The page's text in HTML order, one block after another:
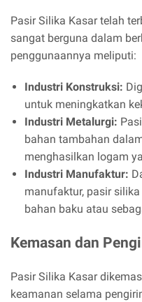
Pasir Silika Kasar telah
sangat berguna dalam
penggunaannya meliputi:
Industri Konstruksi:
untuk meningkatkan
Industri Metalurgi:
bahan tambahan
menghasilkan logam
Industri Manufaktur:
manufaktur, pasir
bahan baku atau
Kemasan dan
Pasir Silika Kasar
keamanan selama